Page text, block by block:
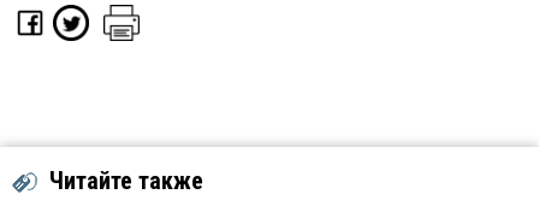
Читайте также